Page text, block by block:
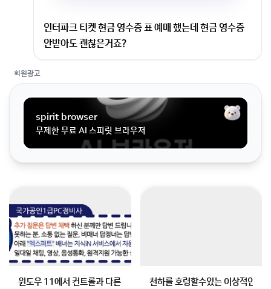
인터파크 티켓 현금 영수증 표 예매 했는데 현금 영수증
안받아도 괜찮은거죠?
넵 선택사항이긴 한데 하는 게 좋아요~!
회원가입 혹은 광고 [X]를 누르면 내용이 보입니다
회원광고
spirit browser
무제한 무료 AI 스피릿 브라우저
윈도우 11에서 컨트롤과 다른 키가 같이 안눌림 게임을 하는 중에 컨트
천하를 호령할수있는 이상적인 몸